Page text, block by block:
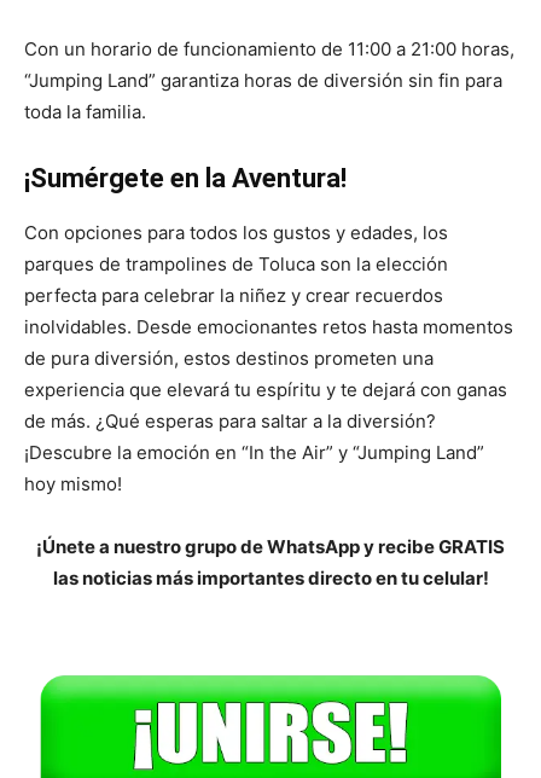
Con un horario de funcionamiento de 11:00 a 21:00 horas,
“Jumping Land” garantiza horas de diversión sin fin para
toda la familia.
¡Sumérgete en la Aventura!
Con opciones para todos los gustos y edades, los
parques de trampolines de Toluca son la elección
perfecta para celebrar la niñez y crear recuerdos
inolvidables. Desde emocionantes retos hasta momentos
de pura diversión, estos destinos prometen una
experiencia que elevará tu espíritu y te dejará con ganas
de más. ¿Qué esperas para saltar a la diversión?
¡Descubre la emoción en “In the Air” y “Jumping Land”
hoy mismo!
¡Únete a nuestro grupo de WhatsApp y recibe GRATIS
las noticias más importantes directo en tu celular!